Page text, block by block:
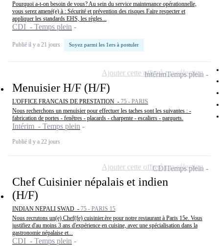
Pourquoi a-t-on besoin de vous? Au sein du service maintenance opérationnelle,
vous serez amené(e) à : Sécurité et prévention des risques Faire respecter et
appliquer les standards EHS, les règles...
CDI - Temps plein
Publié il y a 21 jours Soyez parmi les 1ers à postuler
Menuisier H/F (H/F)
L'OFFICE FRANCAIS DE PRESTATION - 75 - PARIS
Nous recherchons un menuisier pour effectuer les taches sont les suivantes : -
fabrication de portes - fenêtres - placards - charpente - escaliers - parquets.
Intérim - Temps plein
Publié il y a 22 jours
IntérimTemps plein
Ajouter cette offre à ma sélection
Chef Cuisinier népalais et indien
(H/F)
INDIAN NEPALI SWAD - 75 - PARIS 15
Nous recrutons un(e) Chef(fe) cuisinier.ère pour notre restaurant à Paris 15e. Vous
justifiez d'au moins 3 ans d'expérience en cuisine, avec une spécialisation dans la
gastronomie népalaise et...
CDI - Temps plein
CDITemps plein
Ajouter cette offre à ma sélection